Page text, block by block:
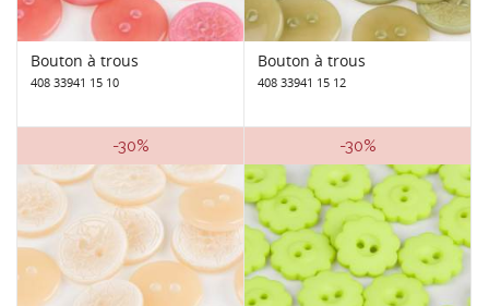
Bouton à trous
408 33941 15 10
Bouton à trous
408 33941 15 12
-30% -30%